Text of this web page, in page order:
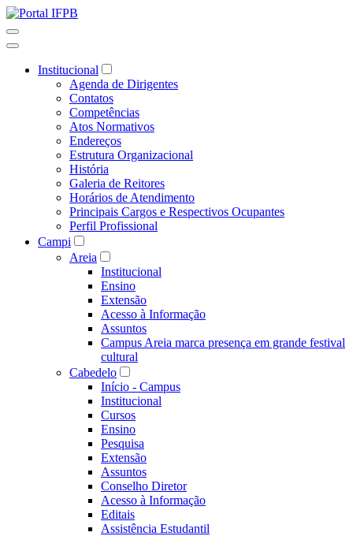
Institucional
Agenda de Dirigentes
Contatos
Competências
Atos Normativos
Endereços
Estrutura Organizacional
História
Galeria de Reitores
Horários de Atendimento
Principais Cargos e Respectivos Ocupantes
Perfil Profissional
Campi
Areia
Institucional
Ensino
Extensão
Acesso à Informação
Assuntos
Campus Areia marca presença em grande festival
cultural
Cabedelo
Início - Campus
Institucional
Cursos
Ensino
Pesquisa
Extensão
Assuntos
Conselho Diretor
Acesso à Informação
Editais
Assistência Estudantil